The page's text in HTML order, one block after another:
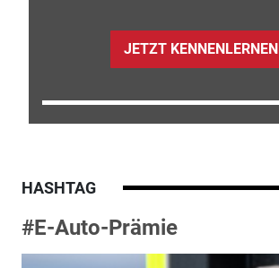
JETZT KENNENLERNEN
HASHTAG
#E-Auto-Prämie